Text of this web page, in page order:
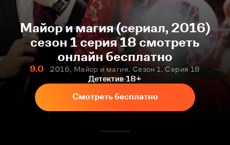
Майор и магия (сериал, 2016)
сезон 1 серия 18 смотреть
онлайн бесплатно
9.0
2016, Майор и магия. Сезон 1. Серия 18
Детектив 18+
Смотреть бесплатно